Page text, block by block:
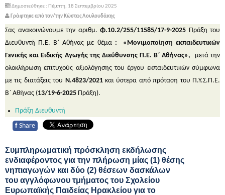
Δημοσιεύθηκε : Πέμπτη, 18 Σεπτεμβρίου 2025
Γράφτηκε από τον/την Κώστας Λουλουδάκης
Σας ανακοινώνουμε την αριθμ. Φ.10.2/255/11585/17-9-2025 Πράξη του
Διευθυντή Π.Ε. Β΄ Αθήνας με θέμα : «Μονιμοποίηση εκπαιδευτικών
Γενικής και Ειδικής Αγωγής της Διεύθυνσης Π.Ε. Β΄ Αθήνας», μετά την
ολοκλήρωση επιτυχούς αξιολόγησης του έργου εκπαιδευτικών σύμφωνα
με τις διατάξεις του Ν.4823/2021και ύστερα από πρόταση του Π.Υ.Σ.Π.Ε.
Β΄ Αθήνας (13/19-6-2025 Πράξη).
Πράξη Διευθυντή
f Share
Συμπληρωματική πρόσκληση εκδήλωσης
ενδιαφέροντος για την πλήρωση μίας (1) θέσης
νηπιαγωγών και δύο (2) θέσεων δασκάλων
του αγγλόφωνου τμήματος του Σχολείου
Ευρωπαϊκής Παιδείας Ηρακλείου για το